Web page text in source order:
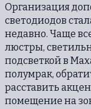
Организация
светодиодов
недавно. Чаще
люстры,
подсветкой в
полумрак,
расставить
помещение на